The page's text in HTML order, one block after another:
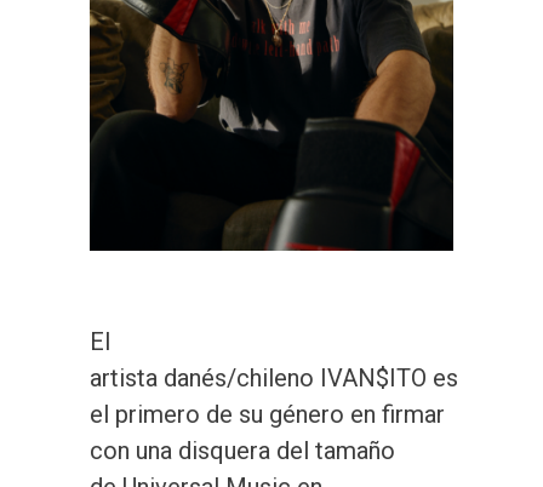
El
artista danés/chileno IVAN$ITO es
el primero de su género en firmar
con una disquera del tamaño